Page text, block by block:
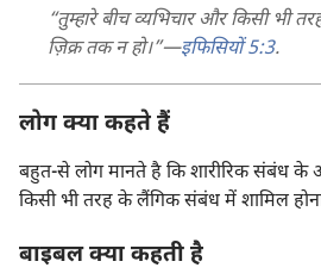
“तुम्हारे बीच व्यभिचार और किसी भी
ज़िक्र तक न हो।”—इफिसियों 5:3.
लोग क्या कहते हैं
बहुत-से लोग मानते है कि शारीरिक संबंध के
किसी भी तरह के लैंगिक संबंध में शामिल
बाइबल क्या कहती है